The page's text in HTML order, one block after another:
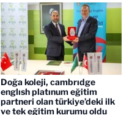
Doğa koleji, cambrıdge
englısh platınum eğitim
partneri olan türkiye’deki ilk
ve tek eğitim kurumu oldu